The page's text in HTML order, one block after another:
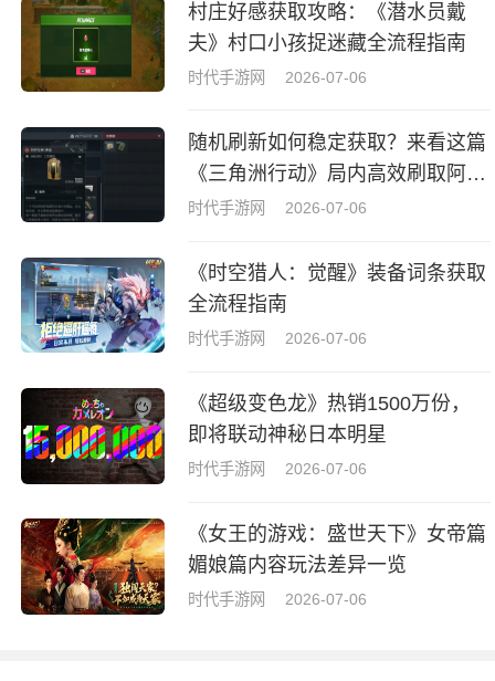
村庄好感获取攻略：《潜水员戴
夫》村口小孩捉迷藏全流程指南
时代手游网 2026-07-06
随机刷新如何稳定获取？来看这篇
《三角洲行动》局内高效刷取阿萨
拉牌盒指南
时代手游网 2026-07-06
《时空猎人：觉醒》装备词条获取
全流程指南
时代手游网 2026-07-06
《超级变色龙》热销1500万份，
即将联动神秘日本明星
时代手游网 2026-07-06
《女王的游戏：盛世天下》女帝篇
媚娘篇内容玩法差异一览
时代手游网 2026-07-06